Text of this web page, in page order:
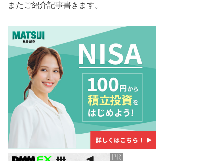
またご紹介記事書きます。